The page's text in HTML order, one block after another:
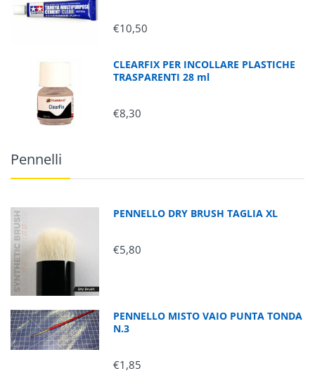
€10,50
CLEARFIX PER INCOLLARE PLASTICHE
TRASPARENTI 28 ml
€8,30
Pennelli
PENNELLO DRY BRUSH TAGLIA XL
€5,80
PENNELLO MISTO VAIO PUNTA TONDA
N.3
€1,85